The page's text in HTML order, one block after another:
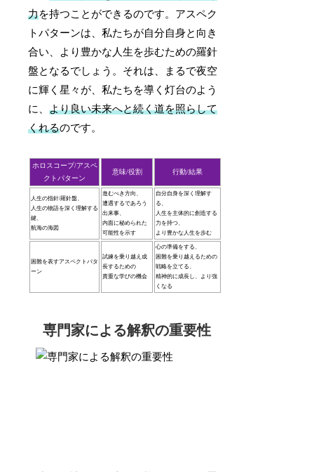
力を持つことができるのです。アスペク
トパターンは、私たちが自分自身と向き
合い、より豊かな人生を歩むための羅針
盤となるでしょう。それは、まるで夜空
に輝く星々が、私たちを導く灯台のよう
に、より良い未来へと続く道を照らして
くれるのです。
ホロスコープ/アスペ
クトパターン
意味/役割 行動/結果
人生の指針/羅針盤、
人生の物語を深く理解する
鍵、
航海の海図
進むべき方向、
遭遇するであろう
出来事、
内面に秘められた
可能性を示す
自分自身を深く理解す
る、
人生を主体的に創造する
力を持つ、
より豊かな人生を歩む
困難を表すアスペクトパタ
ーン
試練を乗り越え成
長するための
貴重な学びの機会
心の準備をする、
困難を乗り越えるための
戦略を立てる、
精神的に成長し、より強
くなる
専門家による解釈の重要性